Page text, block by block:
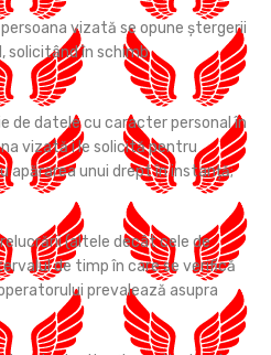
vizată se opune ștergerii
solicitând în schimb
de datele cu caracter personal în
vizată i le solicită pentru
apărarea unui drept în instanță;
(altele decât cele de
de timp în care se verifică
prevalează asupra